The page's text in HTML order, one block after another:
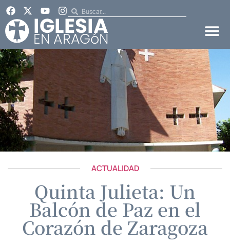
ACTUALIDAD
Quinta Julieta: Un
Balcón de Paz en el
Corazón de Zaragoza